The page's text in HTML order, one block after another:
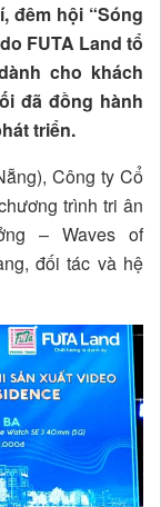
đêm hội “Sóng
FUTA Land tổ
cho khách
đã đồng hành
triển.
Công ty Cổ
trình tri ân
– Waves of
đối tác và hệ